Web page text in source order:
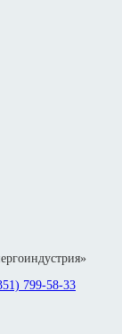
799-58-33